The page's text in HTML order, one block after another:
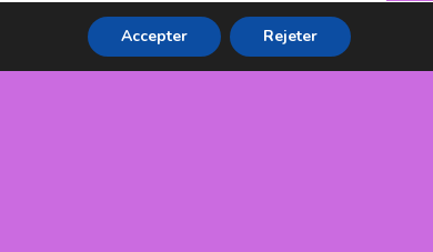
Accepter Rejeter